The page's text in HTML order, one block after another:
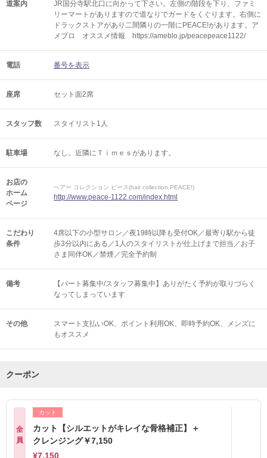
道案内
JR国分寺駅北口に向かって下さい。左側の階段を下り、ファミ
リーマートがありますので道なりでガードをくぐります。右側に
ドラックストアがあり二間隣りの一階にPEACE!があります。ア
メブロ オススメ情報 https://ameblo.jp/peacepeace1122/
電話 番号を表示
座席 セット面2席
スタッフ数 スタイリスト1人
駐車場 なし。近隣にＴｉｍｅｓがあります。
お店の
ホーム
ページ
ヘアー コレクション ピース(hair collection PEACE!)
http://www.peace-1122.com/index.html
こだわり
条件
4席以下の小型サロン／夜19時以降も受付OK／最寄り駅から徒
歩3分以内にある／1人のスタイリストが仕上げまで担当／お子
さま同伴OK／禁煙／完全予約制
備考
【パート募集中/スタッフ募集中】ありがたく予約が取りづらく
なってしまっています
その他 スマート支払いOK ポイント利用OK 即時予約OK
メンズに
もオススメ
クーポン
全
員
カット
カット【シルエットがキレイな骨格補正】＋
クレンジング￥7,150
¥7,150